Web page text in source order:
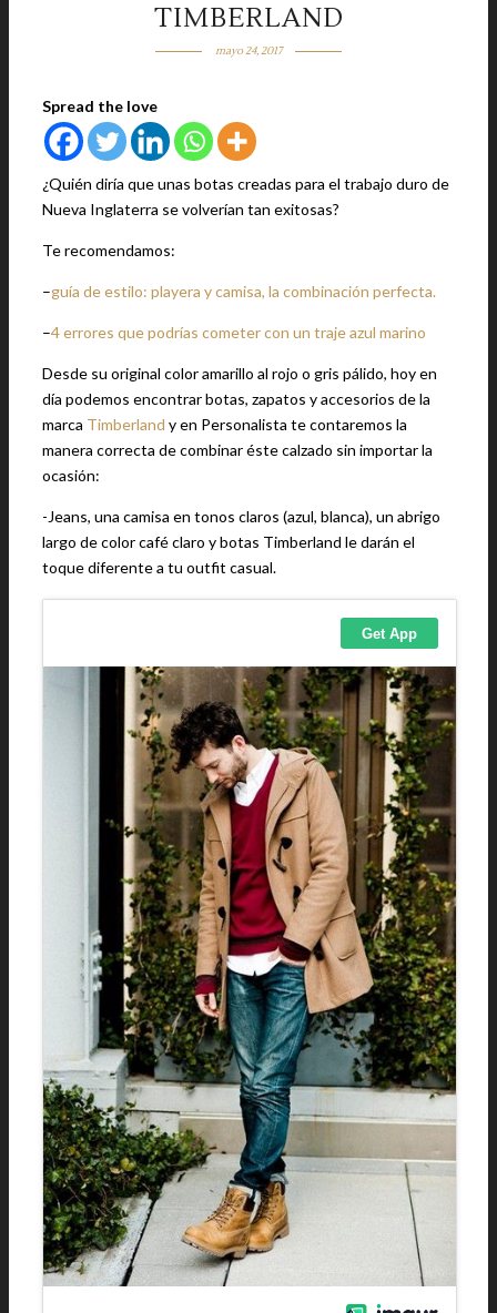
TIMBERLAND
mayo 24, 2017
Spread the love
¿Quién diría que unas botas creadas para el trabajo duro de
Nueva Inglaterra se volverían tan exitosas?
Te recomendamos:
–guía de estilo: playera y camisa, la combinación perfecta.
–4 errores que podrías cometer con un traje azul marino
Desde su original color amarillo al rojo o gris pálido, hoy en
día podemos encontrar botas, zapatos y accesorios de la
marca Timberland y en Personalista te contaremos la
manera correcta de combinar éste calzado sin importar la
ocasión:
-Jeans, una camisa en tonos claros (azul, blanca), un abrigo
largo de color café claro y botas Timberland le darán el
toque diferente a tu outfit casual.